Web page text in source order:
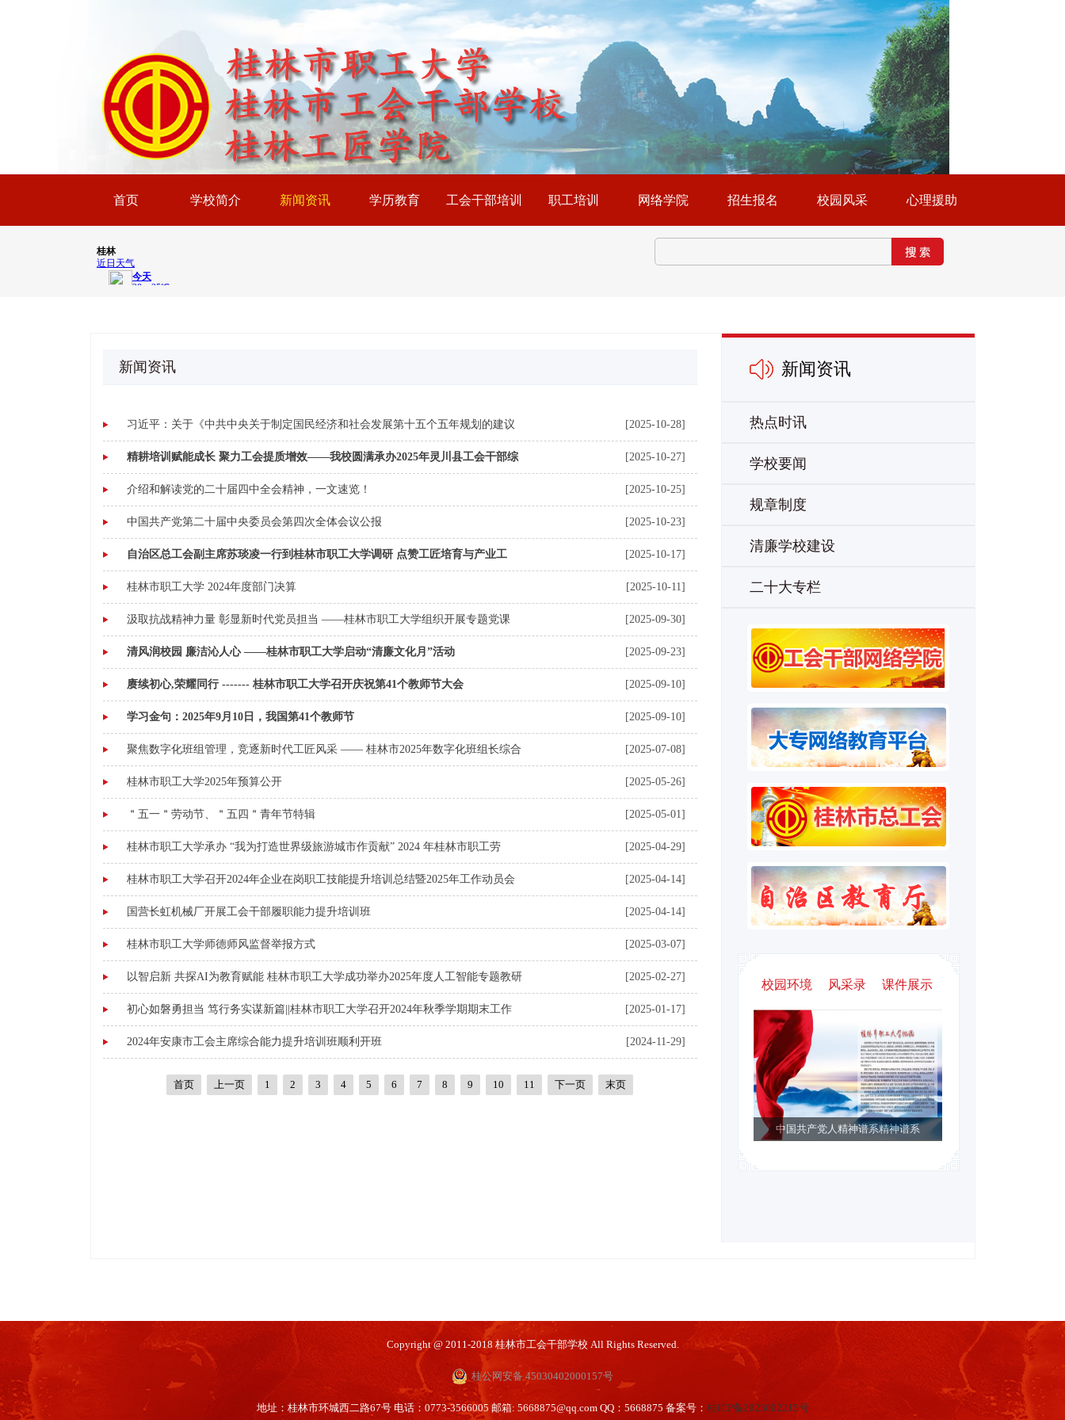
首页 学校简介 新闻资讯 学历教育 工会干部培训 职工培训 网络学院 招生报名 校园风采 心理援助
新闻资讯
习近平：关于《中共中央关于制定国民经济和社会发展第十五个五年规划的建议 [2025-10-28]
精耕培训赋能成长 聚力工会提质增效——我校圆满承办2025年灵川县工会干部综 [2025-10-27]
介绍和解读党的二十届四中全会精神，一文速览！ [2025-10-25]
中国共产党第二十届中央委员会第四次全体会议公报 [2025-10-23]
自治区总工会副主席苏琰凌一行到桂林市职工大学调研 点赞工匠培育与产业工 [2025-10-17]
桂林市职工大学 2024年度部门决算 [2025-10-11]
汲取抗战精神力量 彰显新时代党员担当 ——桂林市职工大学组织开展专题党课 [2025-09-30]
清风润校园 廉洁沁人心 ——桂林市职工大学启动“清廉文化月”活动 [2025-09-23]
赓续初心,荣耀同行 ------- 桂林市职工大学召开庆祝第41个教师节大会 [2025-09-10]
学习金句：2025年9月10日，我国第41个教师节 [2025-09-10]
聚焦数字化班组管理，竞逐新时代工匠风采 —— 桂林市2025年数字化班组长综合 [2025-07-08]
桂林市职工大学2025年预算公开 [2025-05-26]
＂五一＂劳动节、＂五四＂青年节特辑 [2025-05-01]
桂林市职工大学承办 “我为打造世界级旅游城市作贡献” 2024 年桂林市职工劳 [2025-04-29]
桂林市职工大学召开2024年企业在岗职工技能提升培训总结暨2025年工作动员会 [2025-04-14]
国营长虹机械厂开展工会干部履职能力提升培训班 [2025-04-14]
桂林市职工大学师德师风监督举报方式 [2025-03-07]
以智启新 共探AI为教育赋能 桂林市职工大学成功举办2025年度人工智能专题教研 [2025-02-27]
初心如磐勇担当 笃行务实谋新篇||桂林市职工大学召开2024年秋季学期期末工作 [2025-01-17]
2024年安康市工会主席综合能力提升培训班顺利开班 [2024-11-29]
首页 上一页 1 2 3 4 5 6 7 8 9 10 11 下一页 末页
新闻资讯
热点时讯
学校要闻
规章制度
清廉学校建设
二十大专栏
校园环境 风采录 课件展示
中国共产党人精神谱系精神谱系
Copyright @ 2011-2018 桂林市工会干部学校 All Rights Reserved.
桂公网安备 45030402000157号
地址：桂林市环城西二路67号 电话：0773-3566005 邮箱: 5668875@qq.com QQ：5668875 备案号： 桂ICP备2023002215号